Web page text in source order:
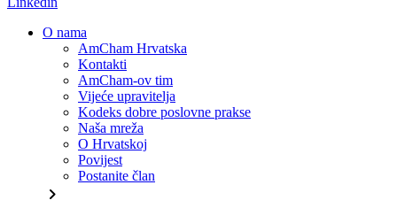
O nama
AmCham Hrvatska
Kontakti
AmCham-ov tim
Vijeće upravitelja
Kodeks dobre poslovne prakse
Naša mreža
O Hrvatskoj
Povijest
Postanite član
chevron_right